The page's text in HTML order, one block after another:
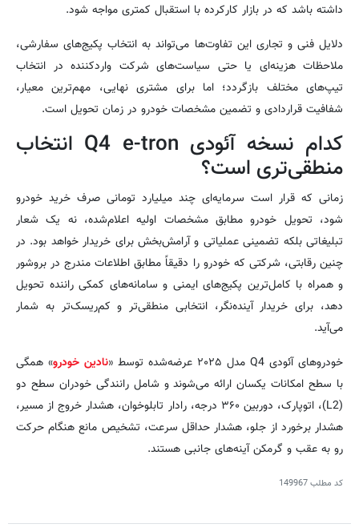
داشته باشد که در بازار کارکرده با استقبال کمتری مواجه شود.
دلایل فنی و تجاری این تفاوت‌ها می‌تواند به انتخاب پکیج‌های سفارشی،
ملاحظات هزینه‌ای یا حتی سیاست‌های شرکت واردکننده در انتخاب
تیپ‌های مختلف بازگردد؛ اما برای مشتری نهایی، مهم‌ترین معیار،
شفافیت قراردادی و تضمین مشخصات خودرو در زمان تحویل است.
کدام نسخه آئودی Q4 e-tron انتخاب
منطقی‌تری است؟
زمانی که قرار است سرمایه‌ای چند میلیارد تومانی صرف خرید خودرو
شود، تحویل خودرو مطابق مشخصات اولیه اعلام‌شده، نه یک شعار
تبلیغاتی بلکه تضمینی عملیاتی و آرامش‌بخش برای خریدار خواهد بود. در
چنین رقابتی، شرکتی که خودرو را دقیقاً مطابق اطلاعات مندرج در بروشور
و همراه با کامل‌ترین پکیج‌های ایمنی و سامانه‌های کمکی راننده تحویل
دهد، برای خریدار آینده‌نگر، انتخابی منطقی‌تر و کم‌ریسک‌تر به شمار
می‌آید.
خودروهای آئودی Q4 مدل ۲۰۲۵ عرضه‌شده توسط «
نادین خودرو» همگی
با سطح امکانات یکسان ارائه می‌شوند و شامل رانندگی خودران سطح دو
(L2)، اتوپارک، دوربین ۳۶۰ درجه، رادار تابلوخوان، هشدار خروج از مسیر،
هشدار برخورد از جلو، هشدار حداقل سرعت، تشخیص مانع هنگام حرکت
رو به عقب و گرمکن آینه‌های جانبی هستند.
کد مطلب149967